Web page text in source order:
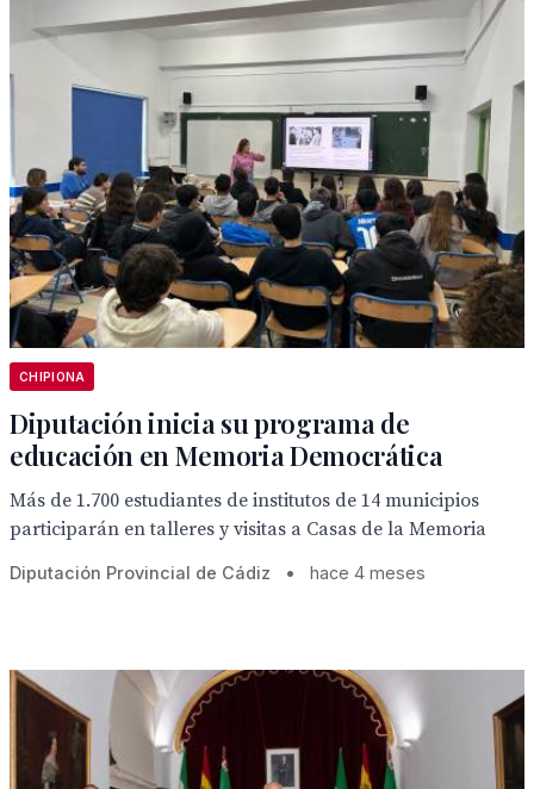
CHIPIONA
Diputación inicia su programa de
educación en Memoria Democrática
Más de 1.700 estudiantes de institutos de 14 municipios
participarán en talleres y visitas a Casas de la Memoria
Diputación Provincial de Cádiz • hace 4 meses